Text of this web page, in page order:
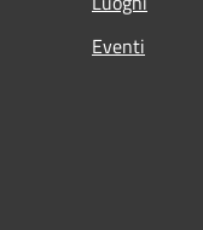
Eventi